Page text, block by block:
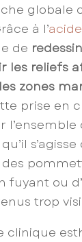
globale
à l’
de
les reliefs
zones
prise en
fuyant ou
trop
clinique